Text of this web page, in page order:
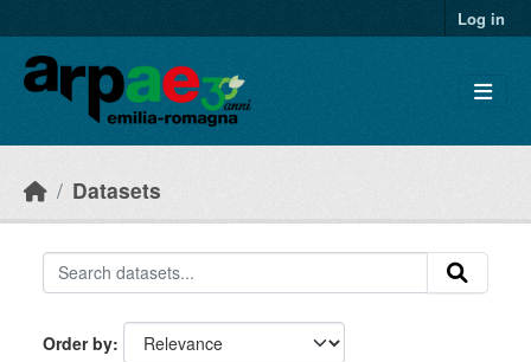
Log in
Datasets
Order by